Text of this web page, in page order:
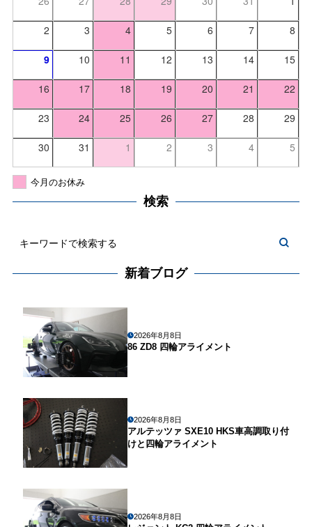
2 3 4 5 6 7 8
9 10 11 12 13 14 15
16 17 18 19 20 21 22
23 24 25 26 27 28 29
30 31 1 2 3 4 5
今月のお休み
検索
新着ブログ
2026年8月8日
86 ZD8 四輪アライメント
2026年8月8日
アルテッツァ SXE10 HKS車高調取り付
けと四輪アライメント
2026年8月8日